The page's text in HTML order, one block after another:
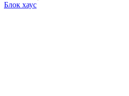
Блок хаус